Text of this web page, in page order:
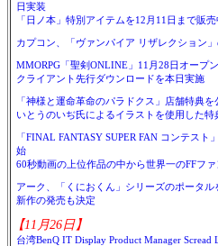
日実装
「日ノ本」特別アイテムを12月11日まで販売
カプコン、「ヴァンパイア リザレクション
MMORPG「聖剣ONLINE」11月28日オープ
クライアント先行ダウンロードを本日実施
「神様と運命革命のパラドクス」店舗特典を
いとうのいぢ氏によるイラストを使用した特
「FINAL FANTASY SUPER FAN コンテスト
始
60秒動画の上位作品の中から世界一のFFファ
アーク、「くにおくん」シリーズのポータル
新作の発売も決定
【11月26日】
台湾BenQ IT Display Product Manager Scread